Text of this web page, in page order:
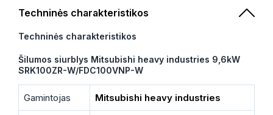
Techninės charakteristikos
Techninės charakteristikos
Šilumos siurblys Mitsubishi heavy industries 9,6kW
SRK100ZR-W/FDC100VNP-W
Gamintojas Mitsubishi heavy industries